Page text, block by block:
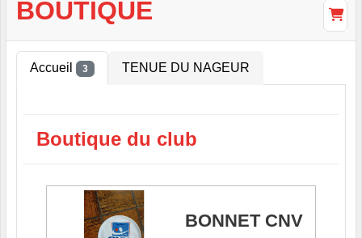
BOUTIQUE
Accueil 3 TENUE DU NAGEUR
Boutique du club
BONNET CNV